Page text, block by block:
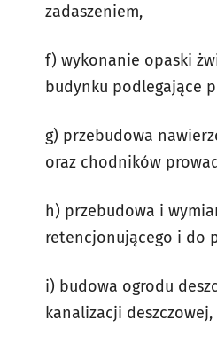
zadaszeniem,
f) wykonanie opaski
budynku podlegające
g) przebudowa
oraz chodników
h) przebudowa i
retencjonującego i do
i) budowa ogrodu
kanalizacji deszczowej,